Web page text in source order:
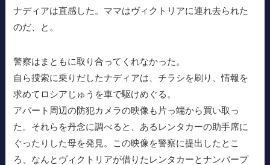
ナディアは直感した。ママはヴィクトリアに連れ去られた
のだ、と。
警察はまともに取り合ってくれなかった。
自ら捜索に乗りだしたナディアは、チラシを刷り、情報を
求めてロシアじゅうを車で駆けめぐる。
アパート周辺の防犯カメラの映像も片っ端から買い取っ
た。それらを丹念に調べると、あるレンタカーの助手席に
ぐったりした母を発見。この映像を警察に提出したとこ
ろ、なんとヴィクトリアが借りたレンタカーとナンバープ